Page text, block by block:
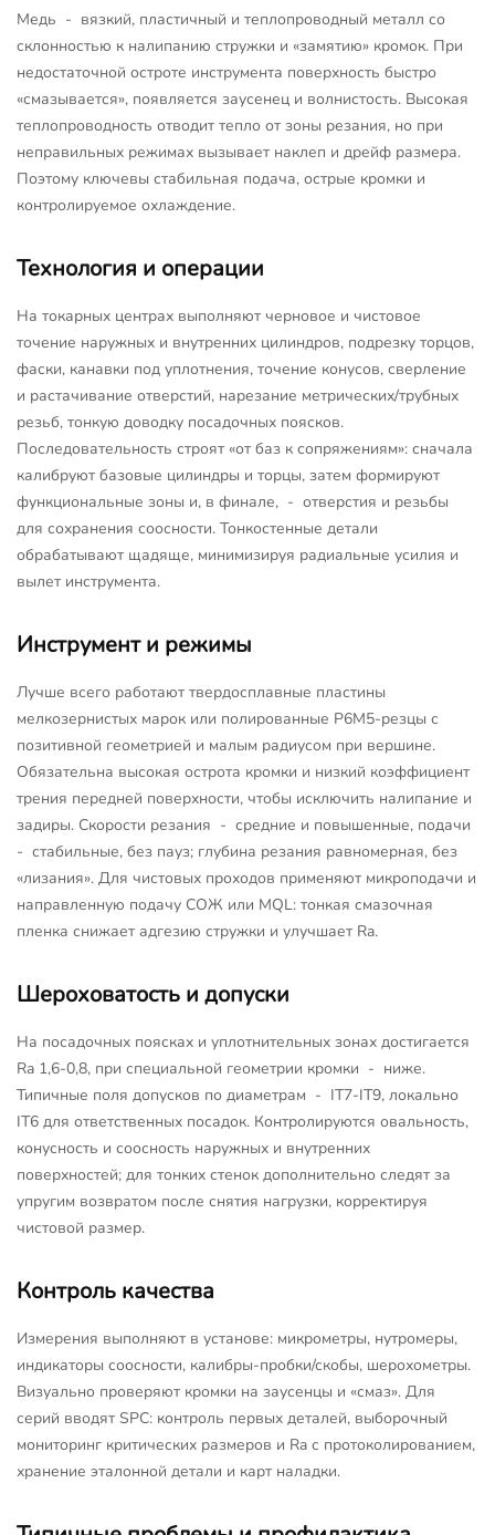
Медь - вязкий, пластичный и теплопроводный металл со
склонностью к налипанию стружки и «замятию» кромок. При
недостаточной остроте инструмента поверхность быстро
«смазывается», появляется заусенец и волнистость. Высокая
теплопроводность отводит тепло от зоны резания, но при
неправильных режимах вызывает наклеп и дрейф размера.
Поэтому ключевы стабильная подача, острые кромки и
контролируемое охлаждение.
Технология и операции
На токарных центрах выполняют черновое и чистовое
точение наружных и внутренних цилиндров, подрезку торцов,
фаски, канавки под уплотнения, точение конусов, сверление
и растачивание отверстий, нарезание метрических/трубных
резьб, тонкую доводку посадочных поясков.
Последовательность строят «от баз к сопряжениям»: сначала
калибруют базовые цилиндры и торцы, затем формируют
функциональные зоны и, в финале, - отверстия и резьбы
для сохранения соосности. Тонкостенные детали
обрабатывают щадяще, минимизируя радиальные усилия и
вылет инструмента.
Инструмент и режимы
Лучше всего работают твердосплавные пластины
мелкозернистых марок или полированные Р6М5-резцы с
позитивной геометрией и малым радиусом при вершине.
Обязательна высокая острота кромки и низкий коэффициент
трения передней поверхности, чтобы исключить налипание и
задиры. Скорости резания - средние и повышенные, подачи
- стабильные, без пауз; глубина резания равномерная, без
«лизания». Для чистовых проходов применяют микроподачи и
направленную подачу СОЖ или MQL: тонкая смазочная
пленка снижает адгезию стружки и улучшает Ra.
Шероховатость и допуски
На посадочных поясках и уплотнительных зонах достигается
Ra 1,6-0,8, при специальной геометрии кромки - ниже.
Типичные поля допусков по диаметрам - IT7-IT9, локально
IT6 для ответственных посадок. Контролируются овальность,
конусность и соосность наружных и внутренних
поверхностей; для тонких стенок дополнительно следят за
упругим возвратом после снятия нагрузки, корректируя
чистовой размер.
Контроль качества
Измерения выполняют в установе: микрометры, нутромеры,
индикаторы соосности, калибры-пробки/скобы, шерохометры.
Визуально проверяют кромки на заусенцы и «смаз». Для
серий вводят SPC: контроль первых деталей, выборочный
мониторинг критических размеров и Ra с протоколированием,
хранение эталонной детали и карт наладки.